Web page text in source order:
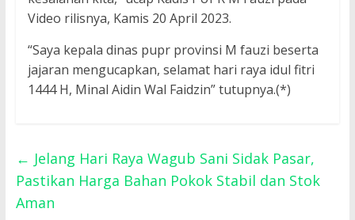
Video rilisnya, Kamis 20 April 2023.
“Saya kepala dinas pupr provinsi M fauzi beserta
jajaran mengucapkan, selamat hari raya idul fitri
1444 H, Minal Aidin Wal Faidzin” tutupnya.(*)
← Jelang Hari Raya Wagub Sani Sidak Pasar,
Pastikan Harga Bahan Pokok Stabil dan Stok
Aman